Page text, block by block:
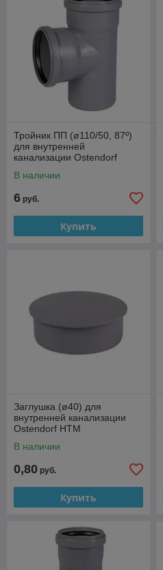
Тройник ПП (ø110/50, 87º)
для внутренней
канализации Ostendorf
В наличии
6 руб.
Купить
Заглушка (ø40) для
внутренней канализации
Ostendorf HTM
В наличии
0,80 руб.
Купить